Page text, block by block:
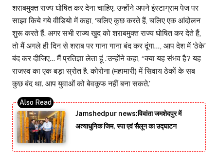
शराबमुक्त राज्य घोषित कर देना चाहिए. उन्होंने अपने इंस्टाग्राम पेज पर
साझा किये गये वीडियो में कहा, ‘चलिए कुछ करते हैं, चलिए एक आंदोलन
शुरू करते हैं. अगर सभी राज्य खुद को शराबमुक्त राज्य घोषित कर देते हैं,
तो मैं अगले ही दिन से शराब पर गाना गाना बंद कर दूंगा…, आप देश में ‘ठेके’
बंद कर दीजिए… मैं प्रतिज्ञा लेता हूं .’उन्होंने कहा, ‘‘क्या यह संभव है? यह
राजस्व का एक बड़ा स्रोत है. कोरोना (महामारी) में सिवाय ठेकों के सब
कुछ बंद था. आप युवाओं को बेवकूफ नहीं बना सकते.’
Jamshedpur news:विवांता जमशेदपुर में
अत्याधुनिक जिम, स्पा एवं सैलून का उद्घाटन